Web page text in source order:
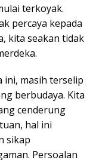
terkoyak.
percaya kepada
kita seakan tidak
ini, masih terselip
berbudaya. Kita
cenderung
hal ini
sikap
Persoalan